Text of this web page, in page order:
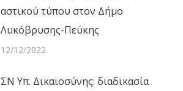
αστικού τύπου στον Δήμο
Λυκόβρυσης-Πεύκης
12/12/2022
ΣΝ Υπ. Δικαιοσύνης: διαδικασία